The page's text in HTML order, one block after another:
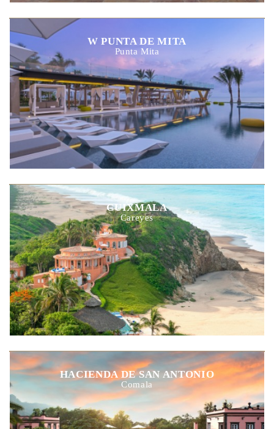
W PUNTA DE MITA
Punta Mita
CUIXMALA
Careyes
HACIENDA DE SAN ANTONIO
Comala